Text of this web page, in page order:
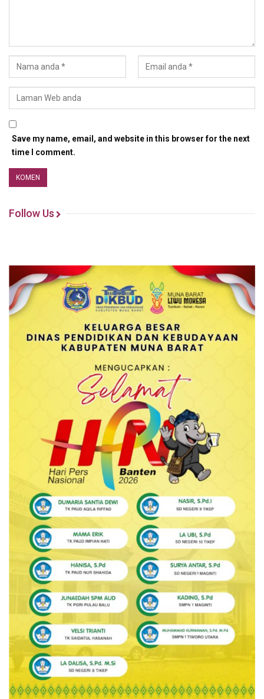
Save my name, email, and website in this browser for the next
time I comment.
Follow Us